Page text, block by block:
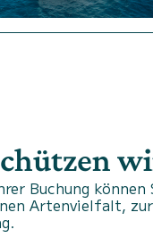
Buchung können
Artenvielfalt,